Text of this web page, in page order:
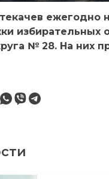
ежегодно
избирательных
№ 28. На них